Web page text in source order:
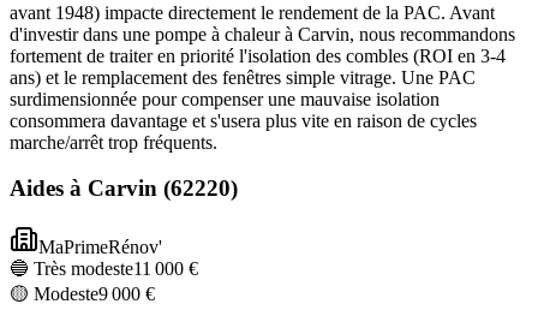
avant 1948) impacte directement le rendement de la PAC. Avant
d'investir dans une pompe à chaleur à Carvin, nous recommandons
fortement de traiter en priorité l'isolation des combles (ROI en 3-4
ans) et le remplacement des fenêtres simple vitrage. Une PAC
surdimensionnée pour compenser une mauvaise isolation
consommera davantage et s'usera plus vite en raison de cycles
marche/arrêt trop fréquents.
Aides à Carvin (62220)
MaPrimeRénov'
🔵 Très modeste11 000 €
🟡 Modeste9 000 €